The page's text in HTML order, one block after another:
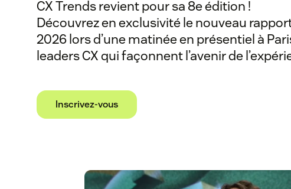
CX Trends revient pour sa 8e édition !
Découvrez en exclusivité le nouveau
2026 lors d’une matinée en présentiel à
leaders CX qui façonnent l’avenir de
Inscrivez-vous